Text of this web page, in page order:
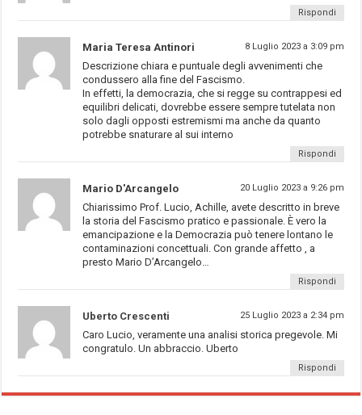
Rispondi
Maria Teresa Antinori 8 Luglio 2023 a 3:09 pm
Descrizione chiara e puntuale degli avvenimenti che
condussero alla fine del Fascismo.
In effetti, la democrazia, che si regge su contrappesi ed
equilibri delicati, dovrebbe essere sempre tutelata non
solo dagli opposti estremismi ma anche da quanto
potrebbe snaturare al sui interno
Rispondi
Mario D'Arcangelo 20 Luglio 2023 a 9:26 pm
Chiarissimo Prof. Lucio, Achille, avete descritto in breve
la storia del Fascismo pratico e passionale. È vero la
emancipazione e la Democrazia può tenere lontano le
contaminazioni concettuali. Con grande affetto , a
presto Mario D’Arcangelo…
Rispondi
Uberto Crescenti 25 Luglio 2023 a 2:34 pm
Caro Lucio, veramente una analisi storica pregevole. Mi
congratulo. Un abbraccio. Uberto
Rispondi